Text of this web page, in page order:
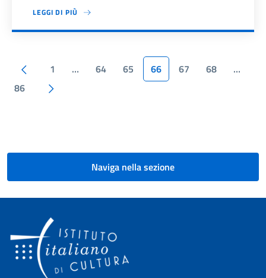
LEGGI DI PIÙ
Paginazione
Pagina precedente
1 … 64 65 66 67 68
…
86
Naviga nella sezione